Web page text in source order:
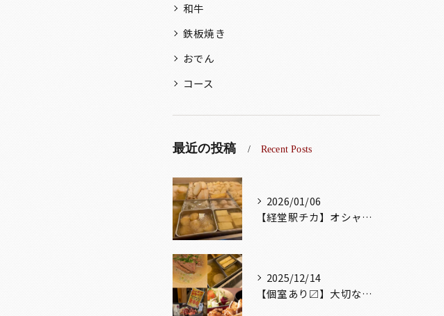
和牛
鉄板焼き
おでん
コース
最近の投稿 Recent Posts
2026/01/06
【経堂駅チカ】オシャレ居酒屋🏮出汁が美味しいおでんがオススメ...
2025/12/14
【個室あり〼】大切な記念日、お祝い事でのご来店ぜひお待ちして...